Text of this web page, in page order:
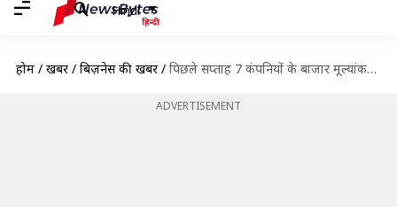
Hindi
होम / खबरें / बिज़नेस की खबरें / पिछले सप्ताह 7 कंपनियों के बाजार मूल्यांकन को लगा झटका, 1.35 लाख करोड़ घटा
ADVERTISEMENT